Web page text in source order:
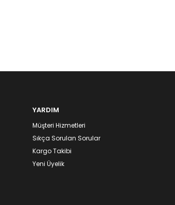
YARDIM
Müşteri Hizmetleri
Sıkça Sorulan Sorular
Kargo Takibi
Yeni Üyelik